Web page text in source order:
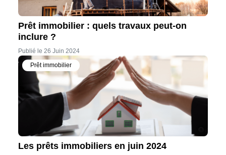
Prêt immobilier : quels travaux peut-on
inclure ?
Publié le 26 Juin 2024
Prêt immobilier
Les prêts immobiliers en juin 2024